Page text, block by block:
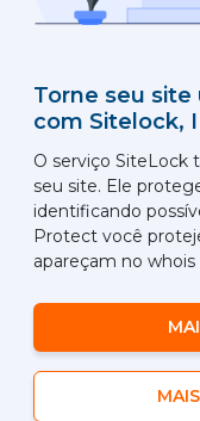
Torne seu
com Sitelock,
O serviço SiteLock
seu site. Ele
identificando
Protect você
apareçam no